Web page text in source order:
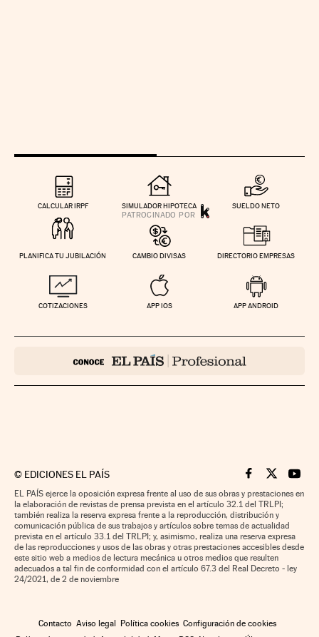
CALCULAR IRPF SIMULADOR HIPOTECA SUELDO NETO
PLANIFICA TU JUBILACIÓN CAMBIO DIVISAS DIRECTORIO EMPRESAS
COTIZACIONES APP IOS APP ANDROID
© EDICIONES EL PAÍS Cinco Días en
Cinco Días
Cinco
EL PAÍS ejerce la oposición expresa frente al uso de sus obras y prestaciones en
la elaboración de revistas de prensa prevista en el artículo 32.1 del TRLPI;
también realiza la reserva expresa frente a la reproducción, distribución y
comunicación pública de sus trabajos y artículos sobre temas de actualidad
prevista en el artículo 33.1 del TRLPI; y, asimismo, realiza una reserva expresa
de las reproducciones y usos de las obras y otras prestaciones accesibles desde
este sitio web a medios de lectura mecánica u otros medios que resulten
adecuados a tal fin de conformidad con el artículo 67.3 del Real Decreto - ley
24/2021, de 2 de noviembre
Contacto Aviso legal Política cookies Configuración de cookies